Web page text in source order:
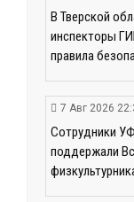
В Тверской
инспекторы
правила
7 Авг 2026
Сотрудники
поддержали